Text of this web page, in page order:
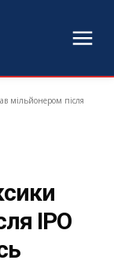
мільйонером після
IPO